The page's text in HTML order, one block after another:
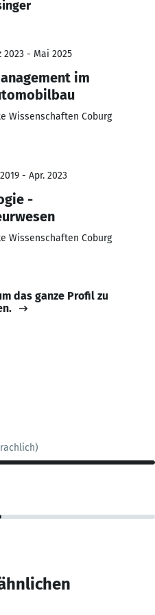
2023 - Mai 2025
im
Wissenschaften Coburg
- Apr. 2023
-
Wissenschaften Coburg
das ganze Profil zu